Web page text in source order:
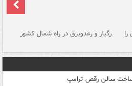
رگبار و رعدوبرق در راه شمال کشور
ساخت سالن رقص ترامپ